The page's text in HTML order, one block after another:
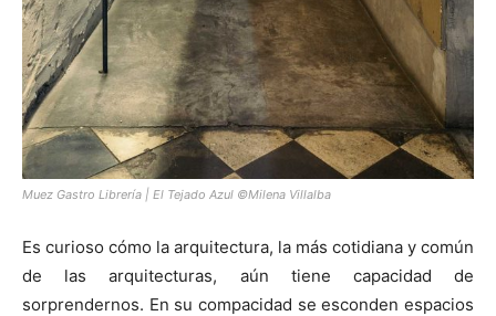
Muez Gastro Librería | El Tejado Azul ©Milena Villalba
Es curioso cómo la arquitectura, la más cotidiana y común
de las arquitecturas, aún tiene capacidad de
sorprendernos. En su compacidad se esconden espacios